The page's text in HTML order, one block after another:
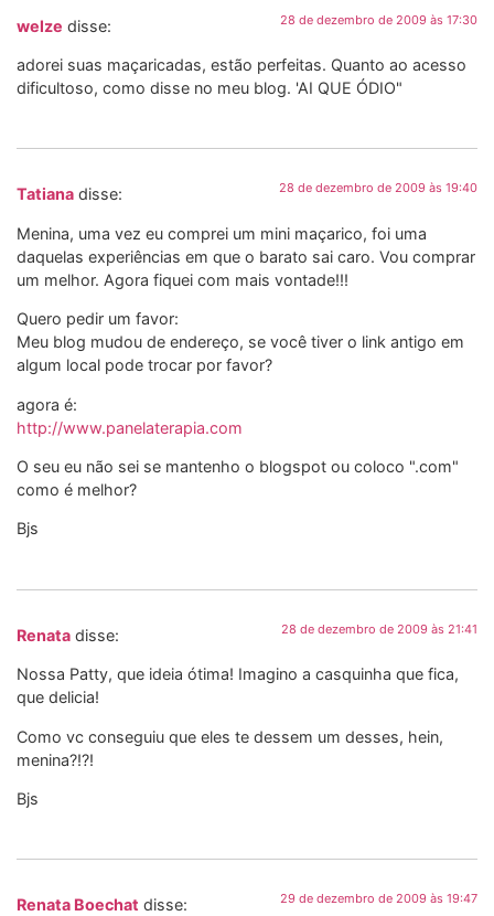
welze disse: 28 de dezembro de 2009 às 17:30
adorei suas maçaricadas, estão perfeitas. Quanto ao acesso
dificultoso, como disse no meu blog. 'AI QUE ÓDIO"
Tatiana disse: 28 de dezembro de 2009 às 19:40
Menina, uma vez eu comprei um mini maçarico, foi uma
daquelas experiências em que o barato sai caro. Vou comprar
um melhor. Agora fiquei com mais vontade!!!
Quero pedir um favor:
Meu blog mudou de endereço, se você tiver o link antigo em
algum local pode trocar por favor?
agora é:
http://www.panelaterapia.com
O seu eu não sei se mantenho o blogspot ou coloco ".com"
como é melhor?
Bjs
Renata disse: 28 de dezembro de 2009 às 21:41
Nossa Patty, que ideia ótima! Imagino a casquinha que fica,
que delicia!
Como vc conseguiu que eles te dessem um desses, hein,
menina?!?!
Bjs
Renata Boechat disse: 29 de dezembro de 2009 às 19:47